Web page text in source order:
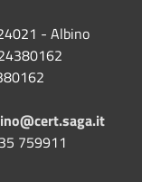
- Albino
759911